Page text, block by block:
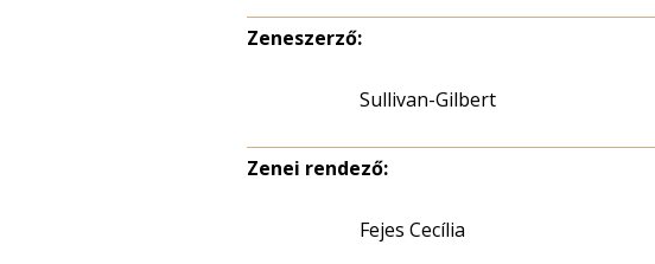
Zeneszerző:
Sullivan-Gilbert
Zenei rendező:
Fejes Cecília